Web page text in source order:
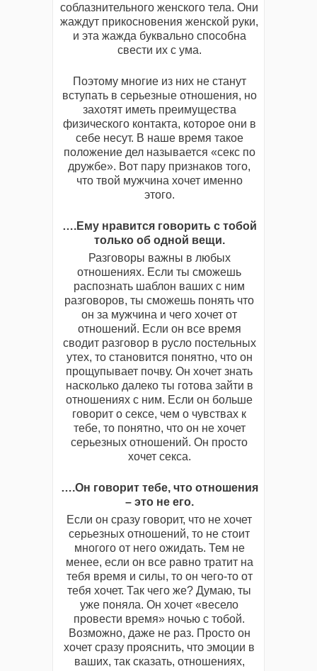
соблазнительного женского тела. Они
жаждут прикосновения женской руки,
и эта жажда буквально способна
свести их с ума.
Поэтому многие из них не станут
вступать в серьезные отношения, но
захотят иметь преимущества
физического контакта, которое они в
себе несут. В наше время такое
положение дел называется «секc по
дружбе». Вот пару признаков того,
что твой мужчина хочет именно
этого.
….Ему нравится говорить с тобой
только об одной вещи.
Разговоры важны в любых
отношениях. Если ты сможешь
распознать шаблон ваших с ним
разговоров, ты сможешь понять что
он за мужчина и чего хочет от
отношений. Если он все время
сводит разговор в русло постельных
утех, то становится понятно, что он
прощупывает почву. Он хочет знать
насколько далеко ты готова зайти в
отношениях с ним. Если он больше
говорит о cексе, чем о чувствах к
тебе, то понятно, что он не хочет
серьезных отношений. Он просто
хочет секcа.
….Он говорит тебе, что отношения
– это не его.
Если он сразу говорит, что не хочет
серьезных отношений, то не стоит
многого от него ожидать. Тем не
менее, если он все равно тратит на
тебя время и силы, то он чего-то от
тебя хочет. Так чего же? Думаю, ты
уже поняла. Он хочет «весело
провести время» ночью с тобой.
Возможно, даже не раз. Просто он
хочет сразу прояснить, что эмоции в
ваших, так сказать, отношениях,